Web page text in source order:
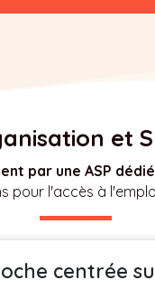
et
par une ASP
pour l'accès à
centrée